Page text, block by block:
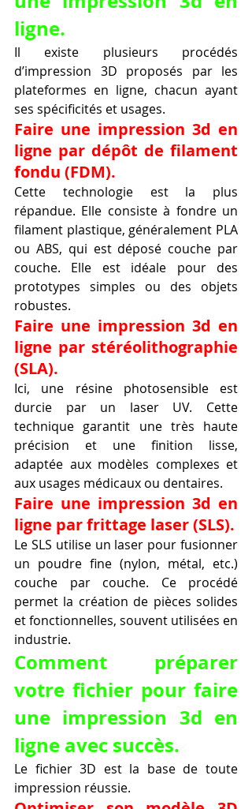
ligne.
Il existe plusieurs procédés
d’impression 3D proposés par les
plateformes en ligne, chacun ayant
ses spécificités et usages.
Faire une impression 3d en
ligne par dépôt de filament
fondu (FDM).
Cette technologie est la plus
répandue. Elle consiste à fondre un
filament plastique, généralement PLA
ou ABS, qui est déposé couche par
couche. Elle est idéale pour des
prototypes simples ou des objets
robustes.
Faire une impression 3d en
ligne par stéréolithographie
(SLA).
Ici, une résine photosensible est
durcie par un laser UV. Cette
technique garantit une très haute
précision et une finition lisse,
adaptée aux modèles complexes et
aux usages médicaux ou dentaires.
Faire une impression 3d en
ligne par frittage laser (SLS).
Le SLS utilise un laser pour fusionner
un poudre fine (nylon, métal, etc.)
couche par couche. Ce procédé
permet la création de pièces solides
et fonctionnelles, souvent utilisées en
industrie.
Comment préparer
votre fichier pour faire
une impression 3d en
ligne avec succès.
Le fichier 3D est la base de toute
impression réussie.